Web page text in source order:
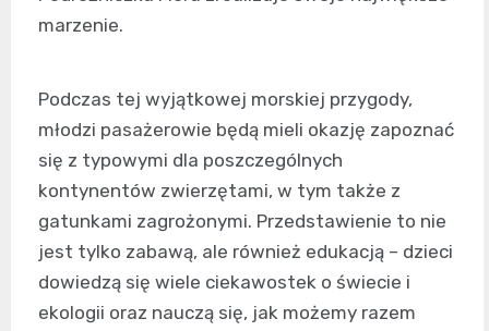
marzenie.
Podczas tej wyjątkowej morskiej przygody,
młodzi pasażerowie będą mieli okazję zapoznać
się z typowymi dla poszczególnych
kontynentów zwierzętami, w tym także z
gatunkami zagrożonymi. Przedstawienie to nie
jest tylko zabawą, ale również edukacją – dzieci
dowiedzą się wiele ciekawostek o świecie i
ekologii oraz nauczą się, jak możemy razem